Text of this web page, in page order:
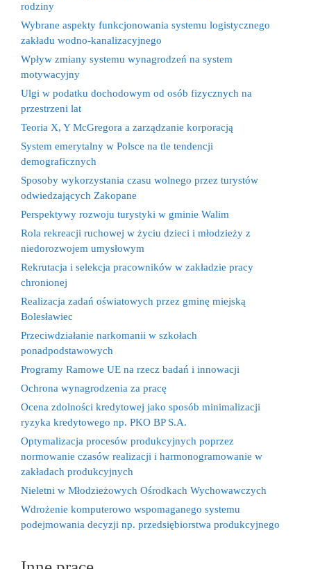
rodziny
Wybrane aspekty funkcjonowania systemu logistycznego
zakładu wodno-kanalizacyjnego
Wpływ zmiany systemu wynagrodzeń na system
motywacyjny
Ulgi w podatku dochodowym od osób fizycznych na
przestrzeni lat
Teoria X, Y McGregora a zarządzanie korporacją
System emerytalny w Polsce na tle tendencji
demograficznych
Sposoby wykorzystania czasu wolnego przez turystów
odwiedzających Zakopane
Perspektywy rozwoju turystyki w gminie Walim
Rola rekreacji ruchowej w życiu dzieci i młodzieży z
niedorozwojem umysłowym
Rekrutacja i selekcja pracowników w zakładzie pracy
chronionej
Realizacja zadań oświatowych przez gminę miejską
Bolesławiec
Przeciwdziałanie narkomanii w szkołach
ponadpodstawowych
Programy Ramowe UE na rzecz badań i innowacji
Ochrona wynagrodzenia za pracę
Ocena zdolności kredytowej jako sposób minimalizacji
ryzyka kredytowego np. PKO BP S.A.
Optymalizacja procesów produkcyjnych poprzez
normowanie czasów realizacji i harmonogramowanie w
zakładach produkcyjnych
Nieletni w Młodzieżowych Ośrodkach Wychowawczych
Wdrożenie komputerowo wspomaganego systemu
podejmowania decyzji np. przedsiębiorstwa produkcyjnego